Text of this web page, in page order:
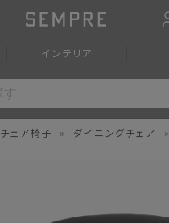
インテリア
チェア椅子 » ダイニングチェア »